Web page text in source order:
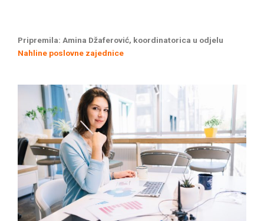
Pripremila: Amina Džaferović, koordinatorica u odjelu
Nahline poslovne zajednice